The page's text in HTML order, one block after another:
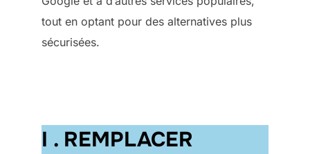
tout en optant pour des alternatives plus
sécurisées.
I . REMPLACER